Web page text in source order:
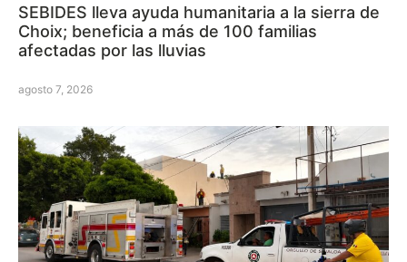
SEBIDES lleva ayuda humanitaria a la sierra de
Choix; beneficia a más de 100 familias
afectadas por las lluvias
agosto 7, 2026